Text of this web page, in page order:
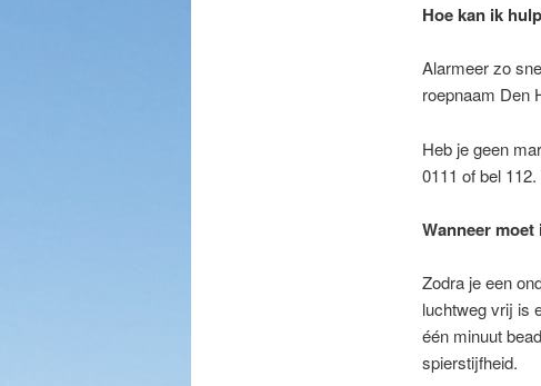
Hoe kan ik
Alarmeer zo
roepnaam Den
Heb je geen
0111 of bel
Wanneer
Zodra je een
luchtweg vrij is
één minuut
spierstijfheid.